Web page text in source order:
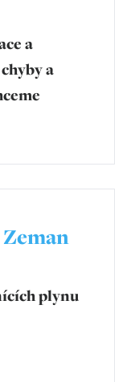
a
a
plynu